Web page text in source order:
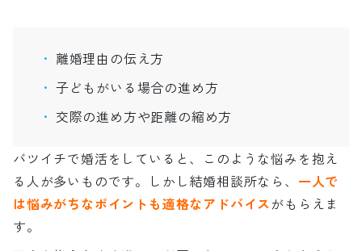
離婚理由の伝え方
子どもがいる場合の進め方
交際の進め方や距離の縮め方
バツイチで婚活をしていると、このような悩みを抱え
る人が多いものです。しかし結婚相談所なら、 一人で
は悩みがちなポイントも適格なアドバイスがもらえま
す。